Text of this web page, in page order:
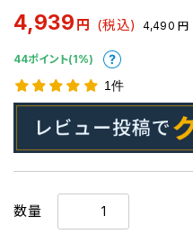
4,939 円 (税込) 4,490 円
44ポイント(1%)
1件
数量